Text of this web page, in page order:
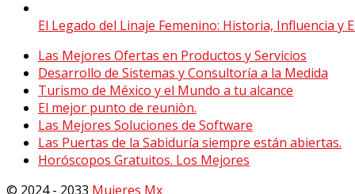
El Legado del Linaje Femenino: Historia, Influencia y
Las Mejores Ofertas en Productos y Servicios
Desarrollo de Sistemas y Consultoría a la Medida
Turismo de México y el Mundo a tu alcance
El mejor punto de reuniòn.
Las Mejores Soluciones de Software
Las Puertas de la Sabiduría siempre están abiertas.
Horóscopos Gratuitos. Los Mejores
© 2024 - 2033 Mujeres Mx